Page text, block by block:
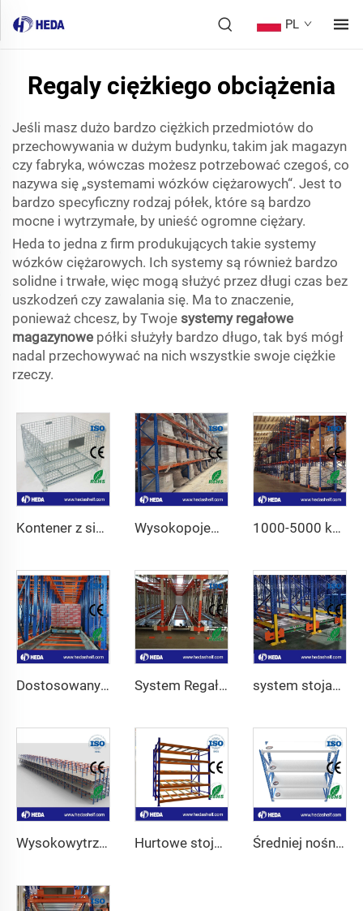
PL
Regaly ciężkiego obciążenia
Jeśli masz dużo bardzo ciężkich przedmiotów do
przechowywania w dużym budynku, takim jak magazyn
czy fabryka, wówczas możesz potrzebować czegoś, co
nazywa się „systemami wózków ciężarowych“. Jest to
bardzo specyficzny rodzaj półek, które są bardzo
mocne i wytrzymałe, by unieść ogromne ciężary.
Heda to jedna z firm produkujących takie systemy
wózków ciężarowych. Ich systemy są również bardzo
solidne i trwałe, więc mogą służyć przez długi czas bez
uszkodzeń czy zawalania się. Ma to znaczenie,
ponieważ chcesz, by Twoje systemy regałowe
magazynowe półki służyły bardzo długo, tak byś mógł
nadal przechowywać na nich wszystkie swoje ciężkie
rzeczy.
Kontener z siatki stalowej nierdzewnej Wysokopojemne Regały Przemysłowe do Sprzedaży 1000-5000 kg Wysokopojemne Regały Paletowe Regulowane
Dostosowany System Wózków Paletowych dla Magazynu System Regałów Prowadnicowych OEM/ODM do Chłodni system stojaków z radiowym wózkiem jezdnym dwukierunkowy
Wysokowytrzymały stojak konsolowy z poddaszem Hurtowe stojaki z przepływem kartonów Średniej nośności wysokie regały